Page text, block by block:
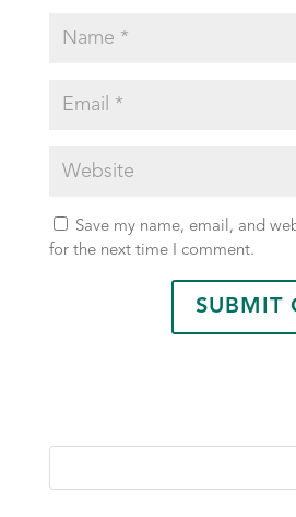
Save my name, email, and
for the next time I comment.